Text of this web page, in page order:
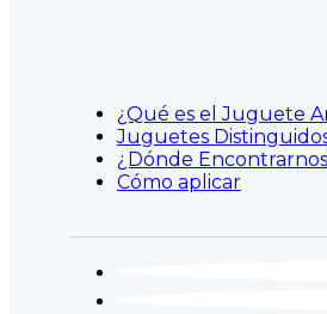
¿Qué es el Juguete
Juguetes
¿Dónde
Cómo aplicar